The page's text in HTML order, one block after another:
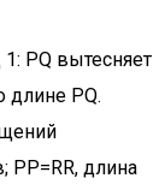
PQ вытесняет
длине PQ.
длина